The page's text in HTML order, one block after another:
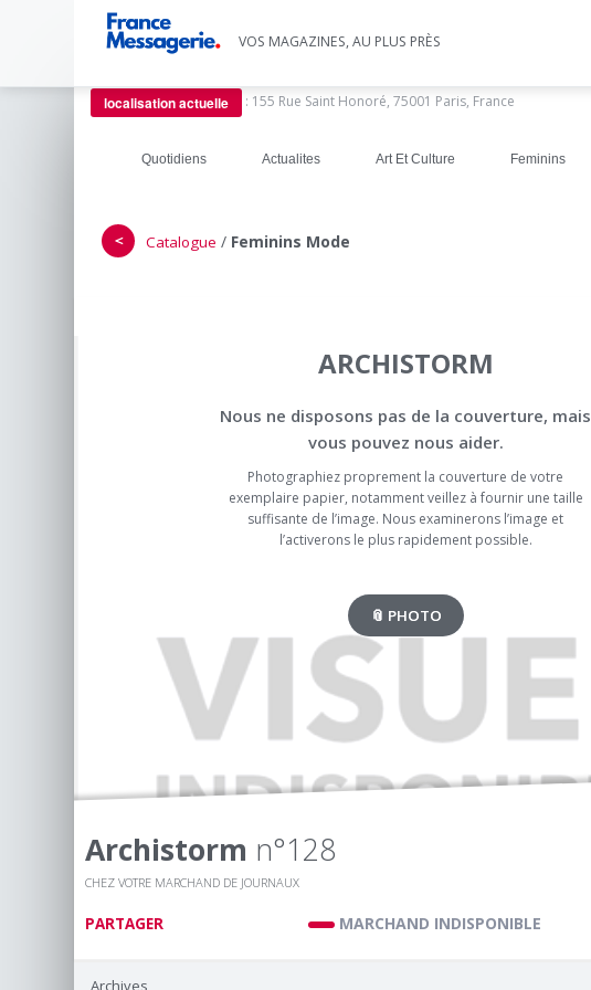
VOS MAGAZINES, AU PLUS PRÈS
localisation actuelle : 155 Rue Saint Honoré, 75001 Paris, France
Quotidiens Actualites Art Et Culture Feminins
＜ Catalogue / Feminins Mode
ARCHISTORM
Nous ne disposons pas de la couverture, mais
vous pouvez nous aider.
Photographiez proprement la couverture de votre
exemplaire papier, notamment veillez à fournir une taille
suffisante de l’image. Nous examinerons l’image et
l’activerons le plus rapidement possible.
📎 PHOTO
Archistorm n°128
CHEZ VOTRE MARCHAND DE JOURNAUX
PARTAGER MARCHAND INDISPONIBLE
Archives